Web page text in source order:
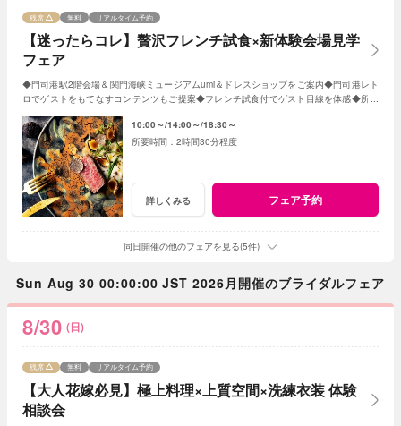
【迷ったらコレ】贅沢フレンチ試食×新体験会場見学
フェア
残席 無料 リアルタイム予約
◆門司港駅2階会場＆関門海峡ミュージアムumi＆ドレスショップをご案内◆門司港レト
ロでゲストをもてなすコンテンツもご提案◆フレンチ試食付でゲスト目線を体感◆所要
10:00～ 14:00～ 18:30～
2時間30分程度
詳しくみる フェア予約
同日開催の他のフェアを見る(5件)
Sun Aug 30 00:00:00 JST 2026月開催のブライダルフェア
8/30 (日)
【大人花嫁必見】極上料理×上質空間×洗練衣装 体験
相談会
残席 無料 リアルタイム予約